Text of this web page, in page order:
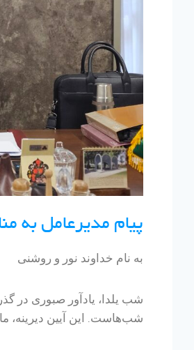
پیام مدیرعامل به
به نام خداوند نور و روشنی
شب یلدا، یادآور صبوری در
شب‌هاست. این آیین دیرینه، ما